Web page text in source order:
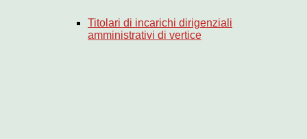
Titolari di incarichi dirigenziali
amministrativi di vertice